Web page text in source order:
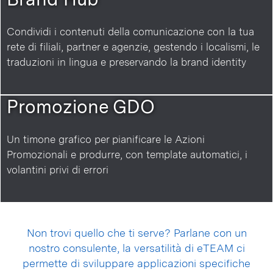
Condividi i contenuti della comunicazione con la tua
rete di filiali, partner e agenzie, gestendo i localismi, le
traduzioni in lingua e preservando la brand identity
Promozione GDO
Un timone grafico per pianificare le Azioni
Promozionali e produrre, con template automatici, i
volantini privi di errori
Non trovi quello che ti serve? Parlane con un
nostro consulente, la versatilità di eTEAM ci
permette di sviluppare applicazioni specifiche